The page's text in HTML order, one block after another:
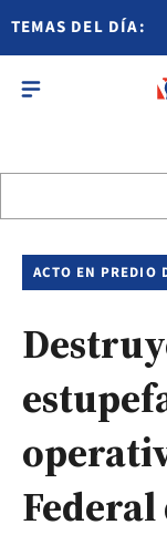
TEMAS DEL DÍA:
ACTO EN PREDIO
Federal